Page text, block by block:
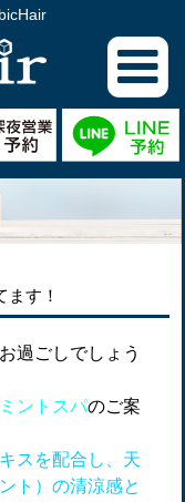
す！
過ごしでしょう
ントスパのご案
スを配合し、天
ト）の清涼感と